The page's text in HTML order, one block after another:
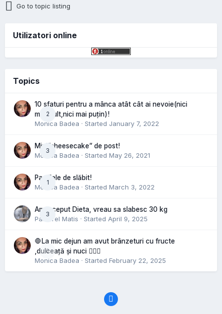
Go to topic listing
Utilizatori online
Topics
2
10 sfaturi pentru a mânca atât cât ai nevoie(nici
mai mult,nici mai puțin)!
Monica Badea · Started January 7, 2022
3
Mini”cheesecake” de post!
Monica Badea · Started May 26, 2021
1
Pastilele de slăbit!
Monica Badea · Started March 3, 2022
3
Am inceput Dieta, vreau sa slabesc 30 kg
Pastorel Matis · Started April 9, 2025
0
🛑La mic dejun am avut brânzeturi cu fructe
,dulceață și nuci 🤷🏻‍♀️
Monica Badea · Started February 22, 2025